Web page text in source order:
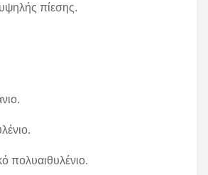
πίεσης.
πολυαιθυλένιο.